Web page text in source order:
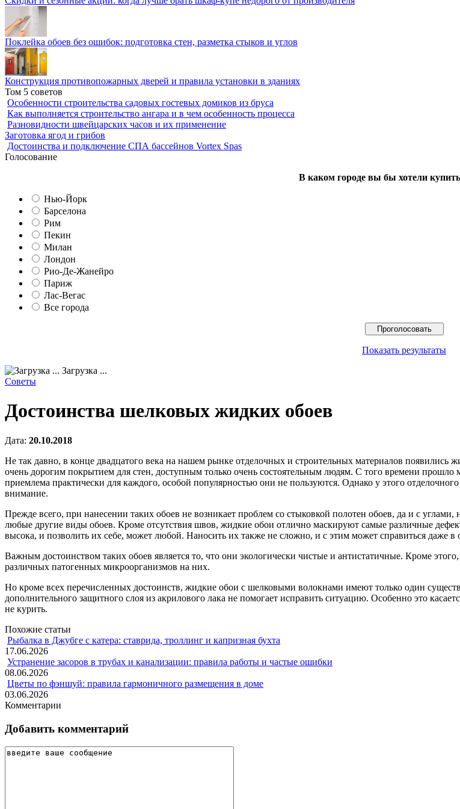
Поклейка обоев без ошибок: подготовка стен, разметка стыков и углов
Конструкция противопожарных дверей и правила установки в зданиях
Том 5 советов
Особенности строительства садовых гостевых домиков из бруса
Как выполняется строительство ангара и в чем особенность процесса
Разновидности швейцарских часов и их применение
Заготовка ягод и грибов
Достоинства и подключение СПА бассейнов Vortex Spas
Голосование
В каком городе вы бы хотели
Нью-Йорк
Барселона
Рим
Пекин
Милан
Лондон
Рио-Де-Жанейро
Париж
Лас-Вегас
Все города
Показать результаты
Загрузка ...
Советы
Достоинства шелковых жидких обоев
Дата: 20.10.2018
Не так давно, в конце двадцатого века на нашем рынке отделочных и строительных материалов появились
очень дорогим покрытием для стен, доступным только очень состоятельным людям. С того времени прошло
приемлема практически для каждого, особой популярностью они не пользуются. Однако у этого
внимание.
Прежде всего, при нанесении таких обоев не возникает проблем со стыковкой полотен обоев, да и с
любые другие виды обоев. Кроме отсутствия швов, жидкие обои отлично маскируют самые различные
высока, и позволить их себе, может любой. Наносить их также не сложно, и с этим может справиться даже в
Важным достоинством таких обоев является то, что они экологически чистые и антистатичные. Кроме
различных патогенных микроорганизмов на них.
Но кроме всех перечисленных достоинств, жидкие обои с шелковыми волокнами имеют только один
дополнительного защитного слоя из акрилового лака не помогает исправить ситуацию. Особенно это
не курить.
Похожие статьи
Рыбалка в Джубге с катера: ставрида, троллинг и капризная бухта
17.06.2026
Устранение засоров в трубах и канализации: правила работы и частые ошибки
08.06.2026
Цветы по фэншуй: правила гармоничного размещения в доме
03.06.2026
Комментарии
Добавить комментарий